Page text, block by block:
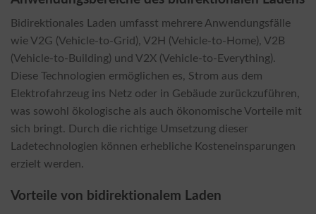
Bidirektionales Laden umfasst mehrere Anwendungsfälle
wie V2G (Vehicle-to-Grid), V2H (Vehicle-to-Home), V2B
(Vehicle-to-Building) und V2X (Vehicle-to-Everything).
Diese Technologien ermöglichen es, Strom aus dem
Elektrofahrzeug ins Netz oder in Gebäude zurückzuführen,
was sowohl ökologische als auch ökonomische Vorteile mit
sich bringt. Durch die richtige Umsetzung dieser
Ladetechnologien können erhebliche Kosteneinsparungen
erzielt werden.
Vorteile von bidirektionalem Laden